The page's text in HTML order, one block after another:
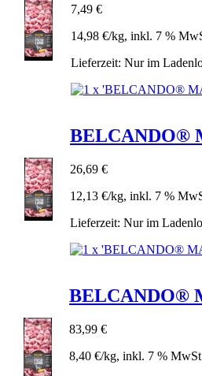
7,49 €
14,98 €/kg, inkl. 7 %
Lieferzeit: Nur im
BELCANDO®
26,69 €
12,13 €/kg, inkl. 7 %
Lieferzeit: Nur im
BELCANDO®
83,99 €
8,40 €/kg, inkl. 7 %